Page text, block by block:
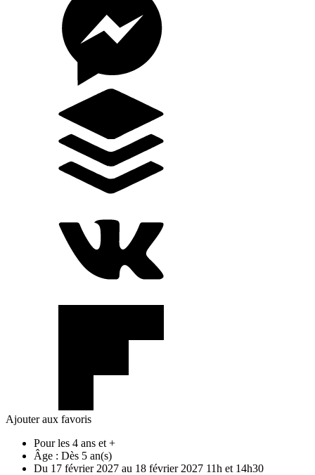
Ajouter aux favoris
Pour les 4 ans et +
Âge : Dès 5 an(s)
Du 17 février 2027 au 18 février 2027 11h et 14h30